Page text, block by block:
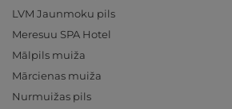
LVM Jaunmoku pils
Meresuu SPA Hotel
Mālpils muiža
Mārcienas muiža
Nurmuižas pils